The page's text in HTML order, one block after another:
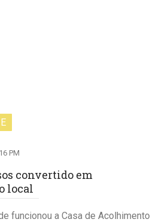
PM
convertido em
local
funcionou a Casa de Acolhimento